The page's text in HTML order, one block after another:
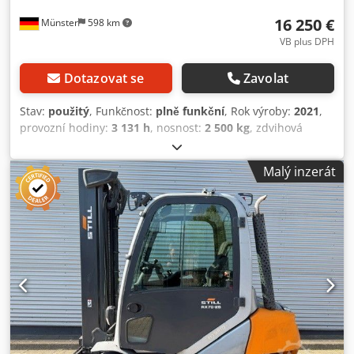
Münster 598 km 16 250 €
VB plus DPH
Dotazovat se Zavolat
Stav: použitý, Funkčnost: plně funkční, Rok výroby: 2021,
provozní hodiny: 3 131 h, nosnost: 2 500 kg, zdvihová
nafta
teleskopický, stavební výška:2 525 mm, šířka nosiče vidlic:
1 150 mm, délka vidlic:1 350 mm, pohotovostní hmotnost:
4 494 kg, typ pohonu:Diesel, Dieselový vysokozdvižný vozík
Těžiště: 600 mm ISO třída: ISO třída 2 = 1 000 - 2 500 kg Typ
stožáru: teleskopický Převodovka: elektromechanická Stav:
provozuschopný a plně funkční Technický stav: velmi dobrý
Typ pneumatik vpředu: superelastické Velikost předních
pneumatik: 23x9-10 Typ pneumatik vzadu: superelastické
Velikost zadních pneumatik: 21x8-9 Popis: Kromě tohoto
zařízení nabízíme také další vysokozdvižné vozíky a
skladovou techniku. Naše stroje jsou dílensky a dle
FEM4.004 prověřené. Kontaktujte nás e-mailem nebo
Malý inzerát